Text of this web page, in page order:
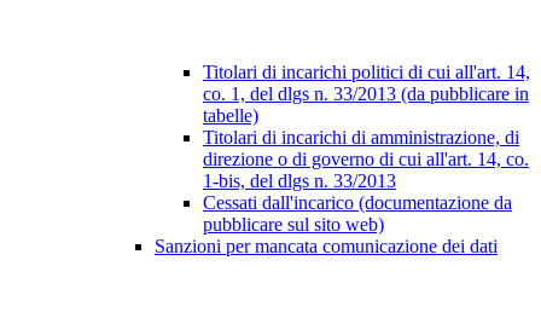
Titolari di incarichi politici di cui all'art. 14,
co. 1, del dlgs n. 33/2013 (da pubblicare in
tabelle)
Titolari di incarichi di amministrazione, di
direzione o di governo di cui all'art. 14, co.
1-bis, del dlgs n. 33/2013
Cessati dall'incarico (documentazione da
pubblicare sul sito web)
Sanzioni per mancata comunicazione dei dati